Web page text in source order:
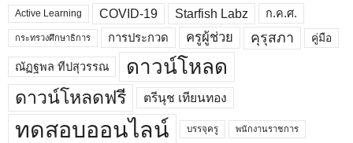
Active Learning COVID-19 Starfish Labz ก.ค.ศ.
กระทรวงศึกษาธิการ การประกวด ครูผู้ช่วย คุรุสภา คู่มือ
ณัฏฐพล ทีปสุวรรณ ดาวน์โหลด
ดาวน์โหลดฟรี ตรีนุช เทียนทอง
ทดสอบออนไลน์ บรรจุครู พนักงานราชการ